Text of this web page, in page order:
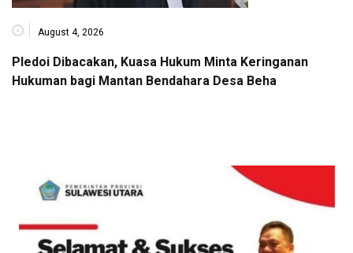
August 4, 2026
Pledoi Dibacakan, Kuasa Hukum Minta Keringanan
Hukuman bagi Mantan Bendahara Desa Beha